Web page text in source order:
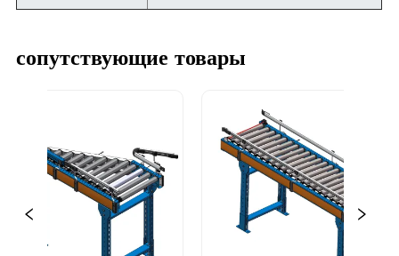
сопутствующие товары